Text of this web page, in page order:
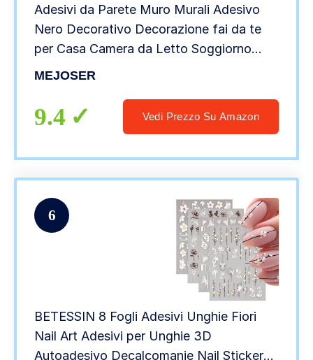
Adesivi da Parete Muro Murali Adesivo
Nero Decorativo Decorazione fai da te
per Casa Camera da Letto Soggiorno
Bonsai Farfalle Fiori Have a Nice Day
MEJOSER
9.4 Vedi Prezzo Su Amazon
6
BETESSIN 8 Fogli Adesivi Unghie Fiori
Nail Art Adesivi per Unghie 3D
Autoadesivo Decalcomanie Nail Stickers